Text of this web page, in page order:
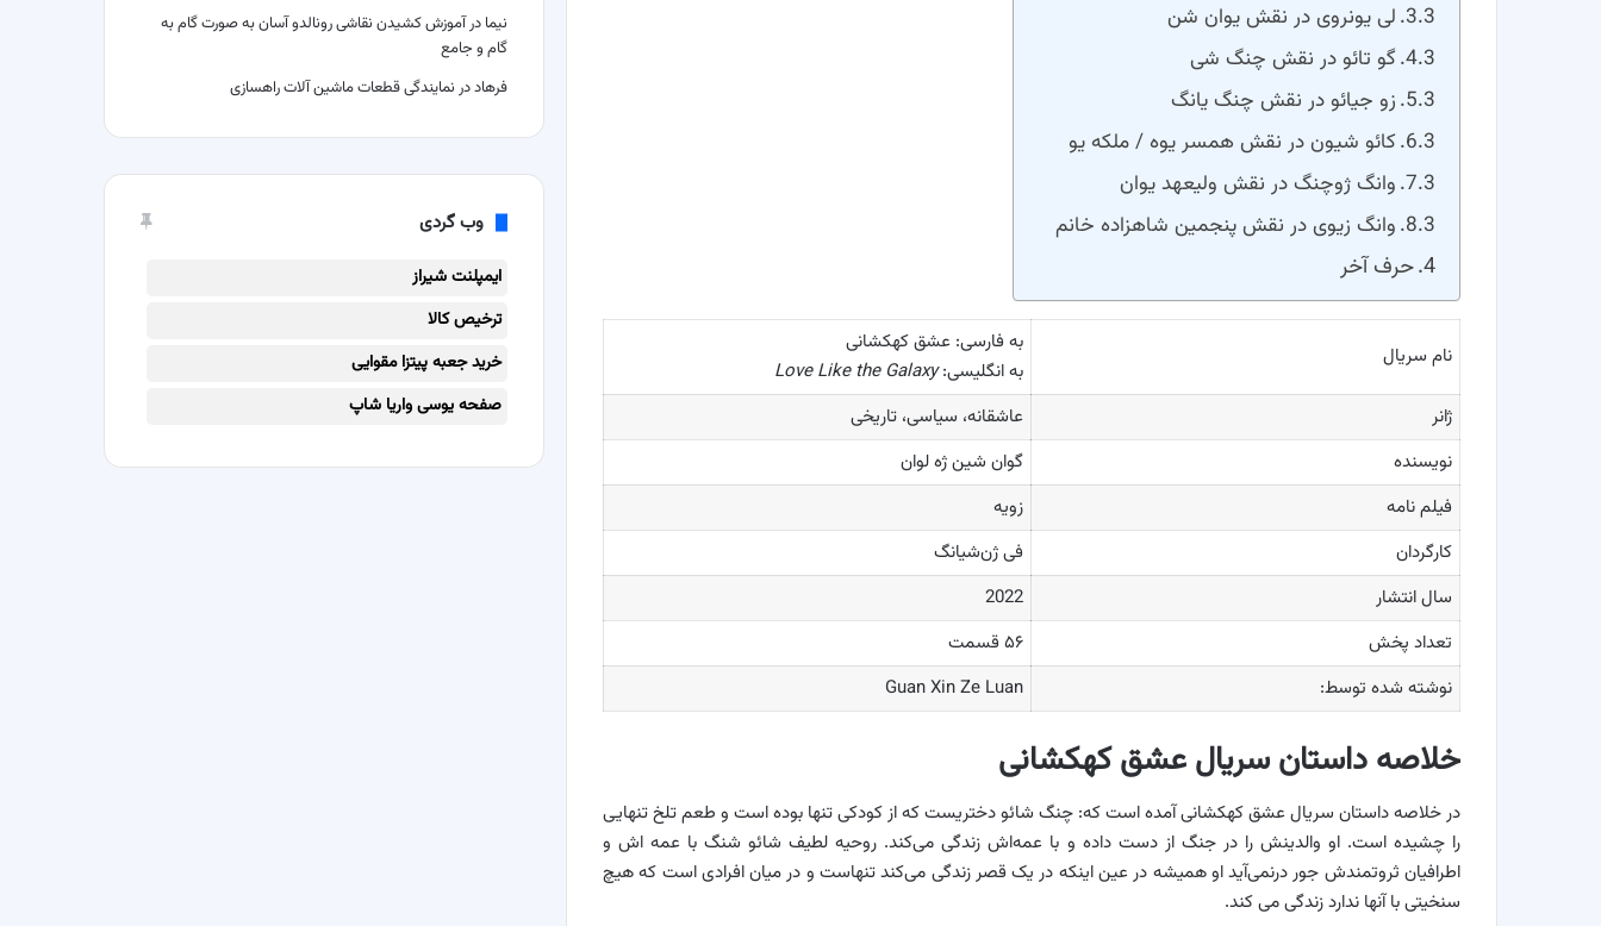
لی یونروی در نقش یوان شن
گو تائو در نقش چنگ شی
زو جیائو در نقش چنگ یانگ
کائو شیون در نقش همسر یوه / ملکه یو
وانگ ژوچنگ در نقش ولیعهد یوان
وانگ زیوی در نقش پنجمین شاهزاده خانم
حرف آخر
نام سریال
به فارسی: عشق کهکشانی
به انگلیسی:Love Like the Galaxy
ژانر
عاشقانه، سیاسی، تاریخی
نویسنده
گوان شین ژه لوان
فیلم نامه
زویه
کارگردان
فی ژن‌شیانگ
سال انتشار
2022
تعداد پخش
۵۶ قسمت
نوشته شده توسط:
Guan Xin Ze Luan
خلاصه داستان سریال عشق کهکشانی
در خلاصه داستان سریال عشق کهکشانی آمده است که: چنگ شائو دختریست که از کودکی تنها بوده است و طعم تلخ تنهایی
را چشیده است. او والدینش را در جنگ از دست داده و با عمه‌اش زندگی می‌کند. روحیه لطیف شائو شنگ با عمه اش و
اطرافیان ثروتمندش جور درنمی‌آید او همیشه در عین اینکه در یک قصر زندگی می‌کند تنهاست و در میان افرادی است که هیچ
سنخیتی با آنها ندارد زندگی می کند.
نیما درآموزش کشیدن نقاشی رونالدو آسان به صورت گام به
گام و جامع
فرهاددر نمایندگی قطعات ماشین آلات راهسازی
وب گردی
ایمپلنت شیراز
ترخیص کالا
خرید جعبه پیتزا مقوایی
صفحه یوسی واریا شاپ